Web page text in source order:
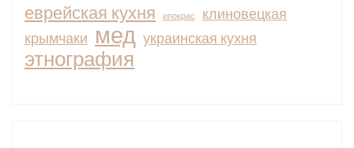
еврейская кухня ипокрас
клиновецкая
крымчаки мед украинская кухня
этнография